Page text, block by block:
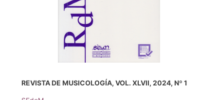
REVISTA DE MUSICOLOGÍA, VOL. XLVII, 2024, Nº 1